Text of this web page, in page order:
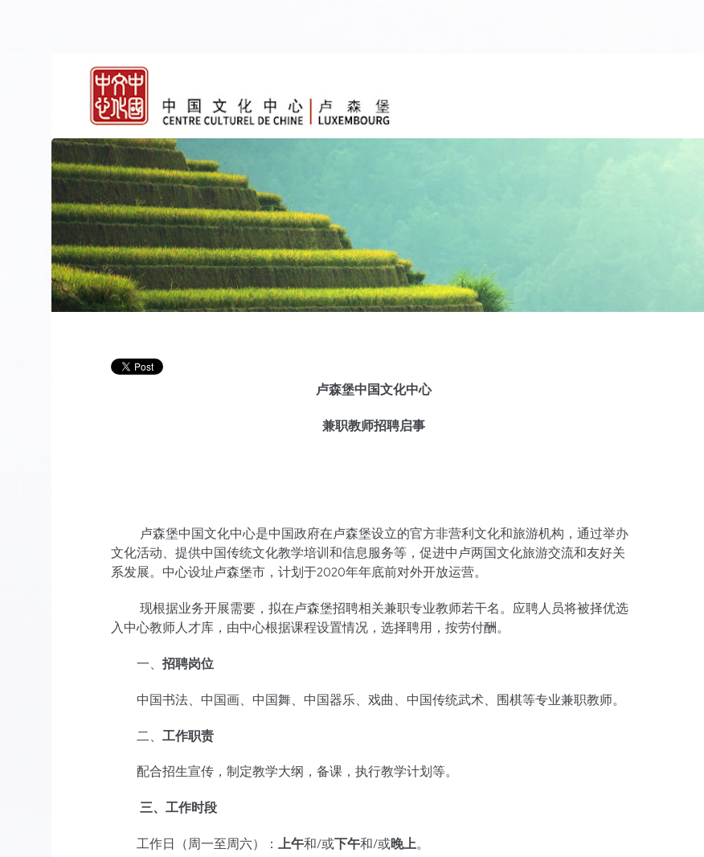
卢森堡中国文化中心
兼职教师招聘启事
卢森堡中国文化中心是中国政府在卢森堡设立的官方非营利文化和旅游机构，通过举办
文化活动、提供中国传统文化教学培训和信息服务等，促进中卢两国文化旅游交流和友好关
系发展。中心设址卢森堡市，计划于2020年年底前对外开放运营。
现根据业务开展需要，拟在卢森堡招聘相关兼职专业教师若干名。应聘人员将被择优选
入中心教师人才库，由中心根据课程设置情况，选择聘用，按劳付酬。
一、招聘岗位
中国书法、中国画、中国舞、中国器乐、戏曲、中国传统武术、围棋等专业兼职教师。
二、工作职责
配合招生宣传，制定教学大纲，备课，执行教学计划等。
三、工作时段
工作日（周一至周六）： 上午和/或下午和/或晚上。